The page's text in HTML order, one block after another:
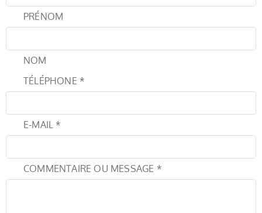
PRÉNOM
NOM
TÉLÉPHONE *
E-MAIL *
COMMENTAIRE OU MESSAGE *